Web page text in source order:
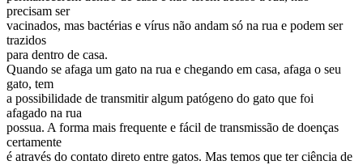
precisam ser
vacinados, mas bactérias e vírus não andam só na rua e podem ser
trazidos
para dentro de casa.
Quando se afaga um gato na rua e chegando em casa, afaga o seu
gato, tem
a possibilidade de transmitir algum patógeno do gato que foi
afagado na rua
possua. A forma mais frequente e fácil de transmissão de doenças
certamente
é através do contato direto entre gatos. Mas temos que ter ciência de